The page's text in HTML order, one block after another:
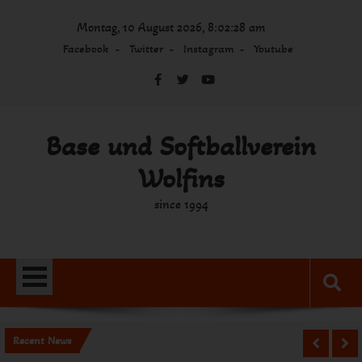
Montag, 10 August 2026, 8:02:28 am
Facebook Twitter Instagram Youtube
Base und Softballverein
Wolfins
since 1994
Recent News